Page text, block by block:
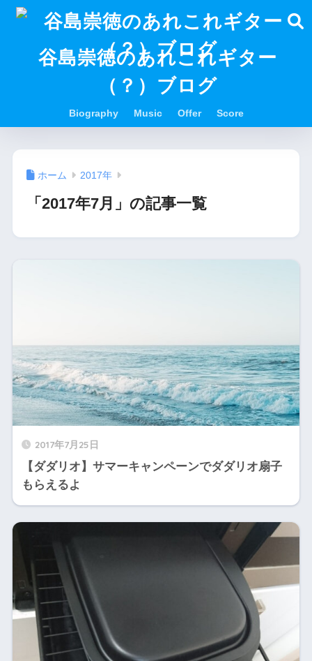
谷島崇徳のあれこれギター
（？）ブログ
Biography Music Offer Score
ホーム 2017年
「2017年7月」の記事一覧
2017年7月25日
【ダダリオ】サマーキャンペーンでダダリオ扇子
もらえるよ